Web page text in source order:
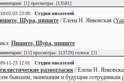
[1] просмотры: [13581]
02-03 23:00
Студия писателей
Шура, пишите / Елена Н. Янковская (
Пишите, Шура, пишите
[11] просмотры: [13729] голоса: [3]
11-23 12:01
Студия писателей
разногласия / Елена Н.
бывшим, нынешним и будущим сотрудникам